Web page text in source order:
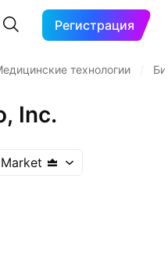
Регистрация
технологии
Inc.